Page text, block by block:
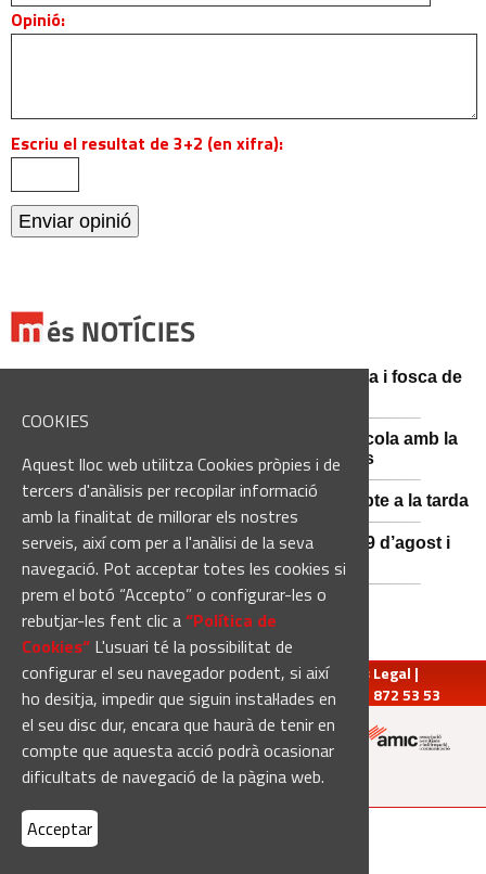
COOKIES
Aquest lloc web utilitza Cookies pròpies i de
tercers d'anàlisis per recopilar informació
amb la finalitat de millorar els nostres
serveis, així com per a l'anàlisi de la seva
navegació. Pot acceptar totes les cookies si
prem el botó “Accepto” o configurar-les o
rebutjar-les fent clic a“Política de
Cookies“ L'usuari té la possibilitat de
configurar el seu navegador podent, si així
ho desitja, impedir que siguin instal·lades en
el seu disc dur, encara que haurà de tenir en
compte que aquesta acció podrà ocasionar
dificultats de navegació de la pàgina web.
Acceptar
Opinió:
Escriu el resultat de 3+2 (en xifra):
Catalunya es prepara per a la nit més màgica i fosca de
Sant Fruitós posa en valor el patrimoni agrícola amb la
restauració i exposició de peces històriques
Es manté la previsió de pluges fortes dissabte a la tarda
El 3x3 de bàsquet de Solsona s’avança al 29 d’agost i
estrena premis en metàl·lic
redaccio@manresadiari.cat|Qui som Avís Legal |
Pompeu Fabra, 7-13, 08240-Manresa | Tel.: 93 872 53 53
Altres mitjans del grup: